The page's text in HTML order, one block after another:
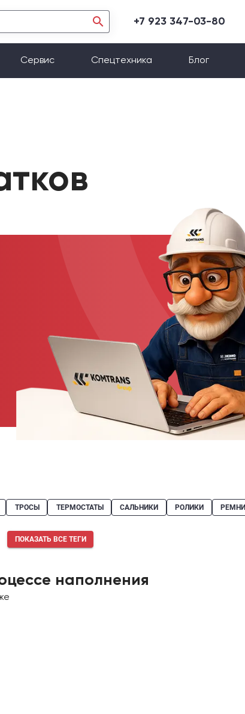
+7 923 347-03-80
Сервис Спецтехника Блог
ТРОСЫ ТЕРМОСТАТЫ САЛЬНИКИ РОЛИКИ РЕМНИ
ПОКАЗАТЬ ВСЕ ТЕГИ
наполнения